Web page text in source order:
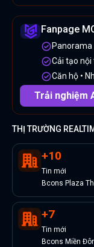
Fanpage
Panorama
Cải tạo nội
Căn hộ •
Trải nghiệm
THỊ TRƯỜNG
+10
Tin mới
Bcons Plaza
+7
Tin mới
Bcons Miền